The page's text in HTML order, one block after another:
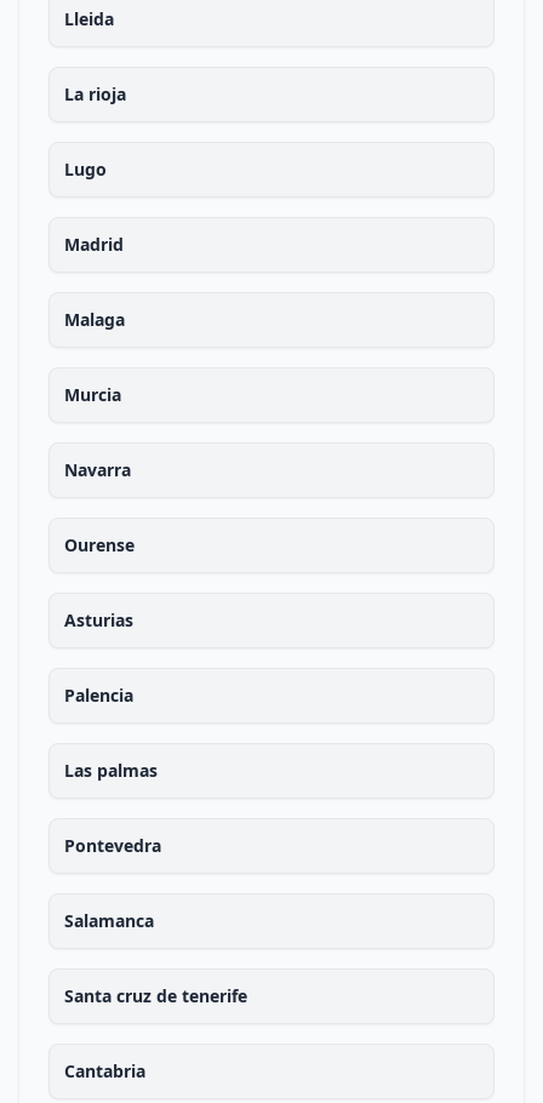
Lleida
La rioja
Lugo
Madrid
Malaga
Murcia
Navarra
Ourense
Asturias
Palencia
Las palmas
Pontevedra
Salamanca
Santa cruz de tenerife
Cantabria